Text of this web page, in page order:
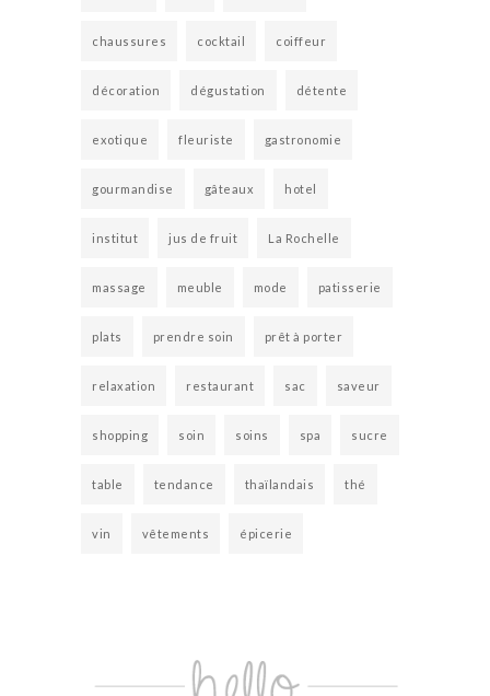
chaussures cocktail coiffeur
décoration dégustation détente
exotique fleuriste gastronomie
gourmandise gâteaux hotel
institut jus de fruit La Rochelle
massage meuble mode patisserie
plats prendre soin prêt à porter
relaxation restaurant sac saveur
shopping soin soins spa sucre
table tendance thaïlandais thé
vin vêtements épicerie